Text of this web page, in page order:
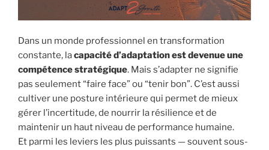
Dans un monde professionnel en transformation
constante, lacapacité d’adaptation est devenue une
compétence stratégique. Mais s’adapter ne signifie
pas seulement “faire face” ou “tenir bon”. C’est aussi
cultiver une posture intérieure qui permet de mieux
gérer l’incertitude, de nourrir la résilience et de
maintenir un haut niveau de performance humaine.
Et parmi les leviers les plus puissants — souvent sous-